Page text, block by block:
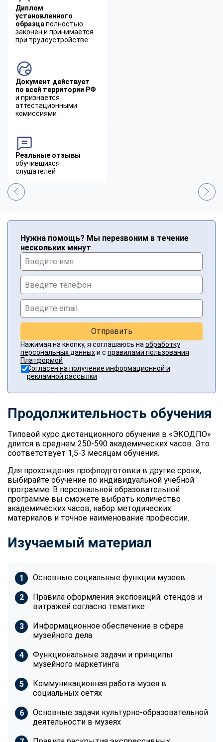
Диплом
установленного
образца полностью
законен и принимается
при трудоустройстве
Документ действует
по всей территории РФ
и признается
аттестационными
комиссиями
Реальные отзывы
обучившихся
слушателей
Нужна помощь? Мы перезвоним в течение
нескольких минут
Отправить
Нажимая на кнопку, я соглашаюсь на обработку
персональных данныхи с правилами пользования
Платформой
Согласен на получение информационной и
рекламной рассылки
Продолжительность обучения
Типовой курс дистанционного обучения в «ЭКОДПО»
длится в среднем 250-590 академических часов. Это
соответствует 1,5-3 месяцам обучения.
Для прохождения профподготовки в другие сроки,
выбирайте обучение по индивидуальной учебной
программе. В персональной образовательной
программе вы сможете выбрать количество
академических часов, набор методических
материалов и точное наименование профессии.
Изучаемый материал
Основные социальные функции музеев
Правила оформления экспозиций: стендов и
витражей согласно тематике
Информационное обеспечение в сфере
музейного дела
Функциональные задачи и принципы
музейного маркетинга
Коммуникационная работа музея в
социальных сетях
Основные задачи культурно-образовательной
деятельности в музеях